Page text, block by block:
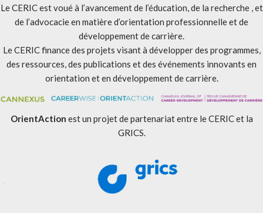
Le CERIC est voué à l’avancement de l’éducation, de la recherche , et
de l’advocacie en matière d’orientation professionnelle et de
développement de carrière.
Le CERIC finance des projets visant à développer des programmes,
des ressources, des publications et des événements innovants en
orientation et en développement de carrière.
OrientAction est un projet de partenariat entre le CERIC et la
GRICS.